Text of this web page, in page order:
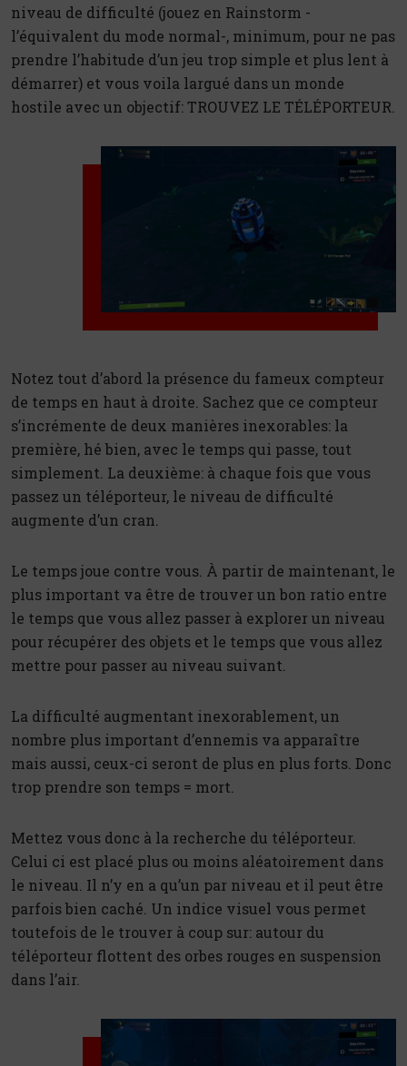
niveau de difficulté (jouez en Rainstorm -
l’équivalent du mode normal-, minimum, pour ne pas
prendre l’habitude d’un jeu trop simple et plus lent à
démarrer) et vous voila largué dans un monde
hostile avec un objectif: TROUVEZ LE TÉLÉPORTEUR.
Notez tout d’abord la présence du fameux compteur
de temps en haut à droite. Sachez que ce compteur
s’incrémente de deux manières inexorables: la
première, hé bien, avec le temps qui passe, tout
simplement. La deuxième: à chaque fois que vous
passez un téléporteur, le niveau de difficulté
augmente d’un cran.
Le temps joue contre vous. À partir de maintenant, le
plus important va être de trouver un bon ratio entre
le temps que vous allez passer à explorer un niveau
pour récupérer des objets et le temps que vous allez
mettre pour passer au niveau suivant.
La difficulté augmentant inexorablement, un
nombre plus important d’ennemis va apparaître
mais aussi, ceux-ci seront de plus en plus forts. Donc
trop prendre son temps = mort.
Mettez vous donc à la recherche du téléporteur.
Celui ci est placé plus ou moins aléatoirement dans
le niveau. Il n’y en a qu’un par niveau et il peut être
parfois bien caché. Un indice visuel vous permet
toutefois de le trouver à coup sur: autour du
téléporteur flottent des orbes rouges en suspension
dans l’air.